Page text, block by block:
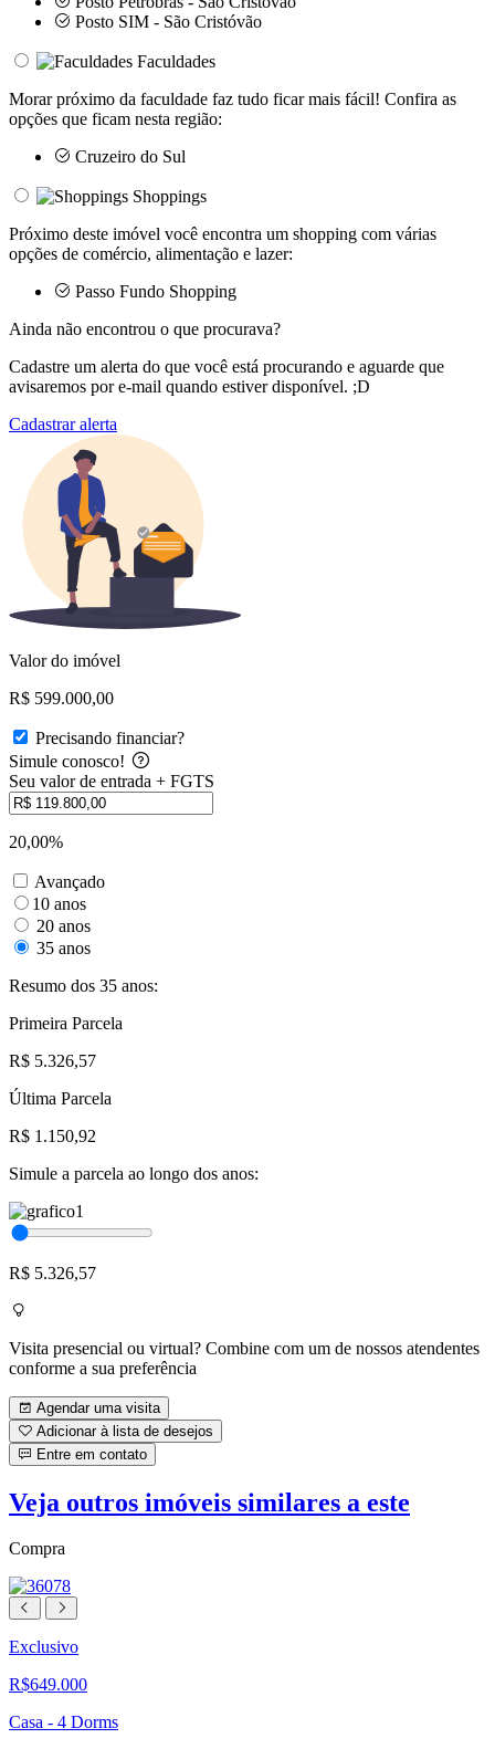
Posto SIM - São Cristóvão
Faculdades
Morar próximo da faculdade faz tudo ficar mais fácil! Confira as
opções que ficam nesta região:
Cruzeiro do Sul
Shoppings
Próximo deste imóvel você encontra um shopping com várias
opções de comércio, alimentação e lazer:
Passo Fundo Shopping
Ainda não encontrou o que procurava?
Cadastre um alerta do que você está procurando e aguarde que
avisaremos por e-mail quando estiver disponível. ;D
Cadastrar alerta
Valor do imóvel
R$ 599.000,00
Precisando financiar?
Simule conosco!
Seu valor de entrada + FGTS
20,00%
Avançado
10 anos
20 anos
35 anos
Resumo dos 35 anos:
Primeira Parcela
R$ 5.326,57
Última Parcela
R$ 1.150,92
Simule a parcela ao longo dos anos:
R$ 5.326,57
Visita presencial ou virtual? Combine com um de nossos atendentes
conforme a sua preferência
Agendar uma visita
Adicionar à lista de desejos
Entre em contato
Veja outros imóveis similares a este
Compra
Exclusivo
R$649.000
Casa - 4 Dorms